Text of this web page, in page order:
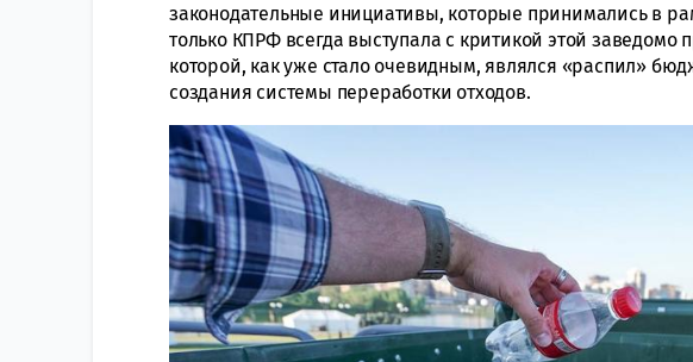
законодательные инициативы, которые принимались в
только КПРФ всегда выступала с критикой этой
которой, как уже стало очевидным, являлся «распил»
создания системы переработки отходов.